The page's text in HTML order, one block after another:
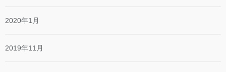
2020年1月
2019年11月